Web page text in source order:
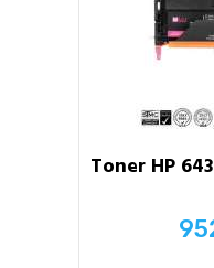
Toner HP